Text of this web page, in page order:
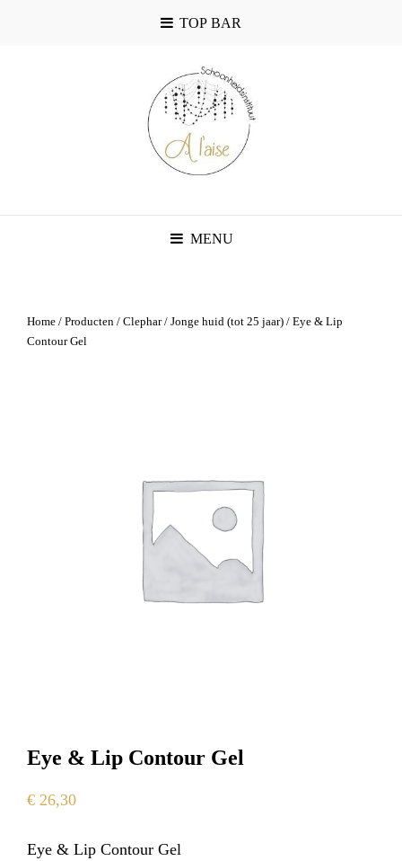
TOP BAR
MENU
Home / Producten / Clephar/ Jonge huid (tot 25 jaar) / Eye & Lip
Contour Gel
Eye & Lip Contour Gel
€ 26,30
Eye & Lip Contour Gel